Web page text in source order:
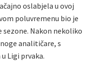
oslabjela u ovoj
poluvremenu bio je
Nakon nekoliko
analitičare, s
Ligi prvaka.